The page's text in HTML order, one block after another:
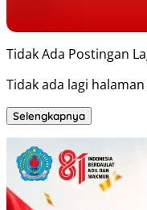
Tidak Ada Postingan
Tidak ada lagi
Selengkapnya